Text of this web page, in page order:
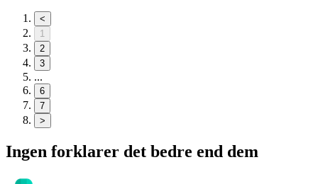
<
1
2
3
...
6
7
>
Ingen forklarer det bedre end dem